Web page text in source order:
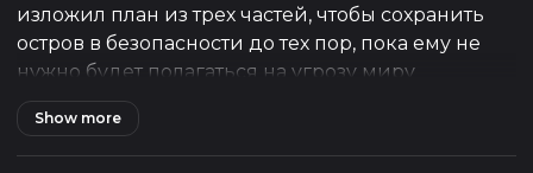
изложил план из трех частей, чтобы сохранить
остров в безопасности до тех пор, пока ему не
нужно будет полагаться на угрозу миру
Громыханием. Однако помощь Хизуру исходила
из жадности, и год спустя они не стали помогать
Парадиз вести переговоры о торговле с
Show more